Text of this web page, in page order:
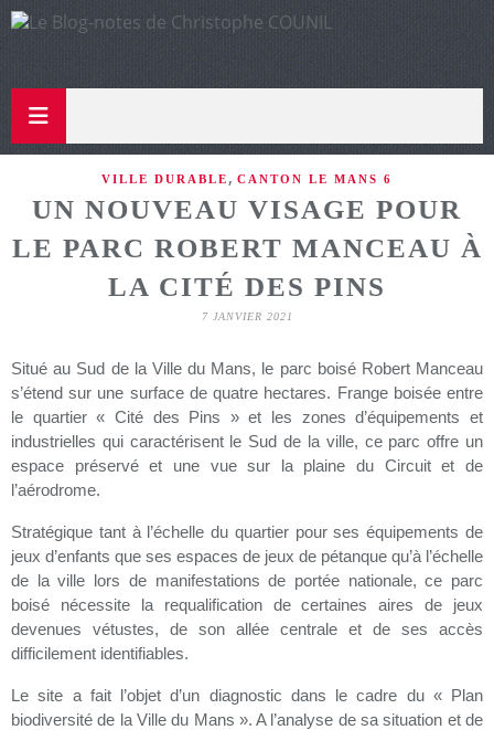
VILLE DURABLE , CANTON LE MANS 6
UN NOUVEAU VISAGE POUR
LE PARC ROBERT MANCEAU À
LA CITÉ DES PINS
7 JANVIER 2021
Situé au Sud de la Ville du Mans, le parc boisé Robert Manceau
s’étend sur une surface de quatre hectares. Frange boisée entre
le quartier « Cité des Pins » et les zones d’équipements et
industrielles qui caractérisent le Sud de la ville, ce parc offre un
espace préservé et une vue sur la plaine du Circuit et de
l’aérodrome.
Stratégique tant à l’échelle du quartier pour ses équipements de
jeux d’enfants que ses espaces de jeux de pétanque qu’à l’échelle
de la ville lors de manifestations de portée nationale, ce parc
boisé nécessite la requalification de certaines aires de jeux
devenues vétustes, de son allée centrale et de ses accès
difficilement identifiables.
Le site a fait l’objet d’un diagnostic dans le cadre du « Plan
biodiversité de la Ville du Mans ». A l’analyse de sa situation et de